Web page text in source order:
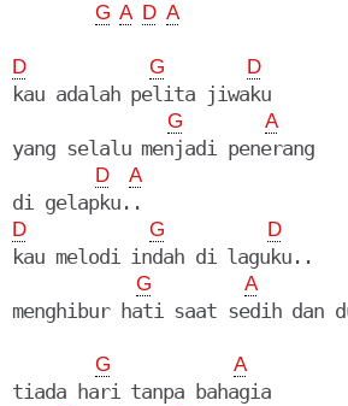
G A D A
D G D
kau adalah pelita jiwaku
G A
yang selalu menjadi penerang
D A
D G D
kau melodi indah di laguku..
G A
G A
tiada hari tanpa bahagia